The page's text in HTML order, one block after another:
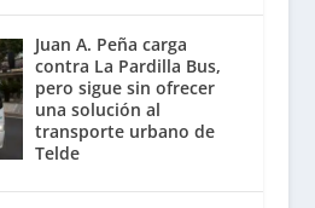
Juan A. Peña carga
contra La Pardilla Bus,
pero sigue sin ofrecer
una solución al
transporte urbano de
Telde